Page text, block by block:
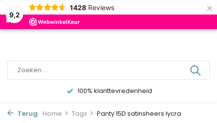
9,2
1428 Reviews ×
0
100% klanttevredenheid
Terug Home Tags Panty 15D satinsheers lycra